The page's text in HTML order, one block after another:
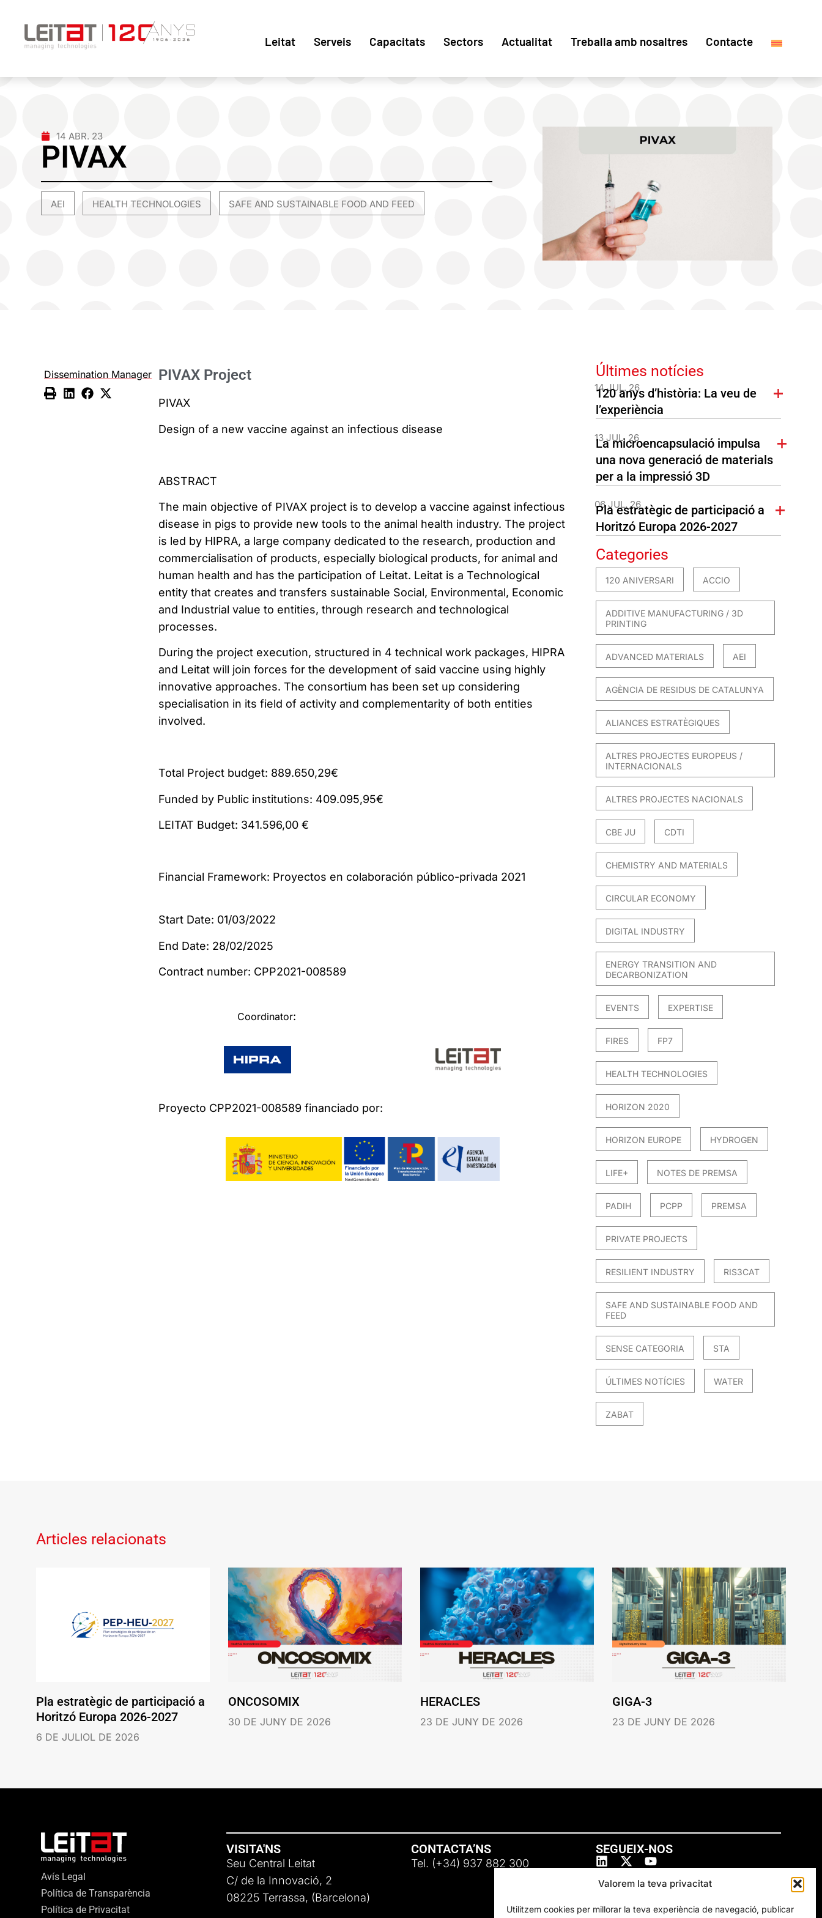
Valorem la teva privacitat
Utilitzem cookies per millorar la teva experiència de navegació, publicar
Leitat Serveis Capacitats Sectors Actualitat Treballa amb nosaltres Contacte
14 ABR. 23
PIVAX
AEI HEALTH TECHNOLOGIES SAFE AND SUSTAINABLE FOOD AND FEED
Dissemination Manager PIVAX Project
PIVAX
Design of a new vaccine against an infectious disease
ABSTRACT
The main objective of PIVAX project is to develop a vaccine against infectious
disease in pigs to provide new tools to the animal health industry. The project
is led by HIPRA, a large company dedicated to the research, production and
commercialisation of products, especially biological products, for animal and
human health and has the participation of Leitat. Leitat is a Technological
entity that creates and transfers sustainable Social, Environmental, Economic
and Industrial value to entities, through research and technological
processes.
During the project execution, structured in 4 technical work packages, HIPRA
and Leitat will join forces for the development of said vaccine using highly
innovative approaches. The consortium has been set up considering
specialisation in its field of activity and complementarity of both entities
involved.
Total Project budget: 889.650,29€
Funded by Public institutions: 409.095,95€
LEITAT Budget: 341.596,00 €
Financial Framework: Proyectos en colaboración público-privada 2021
Start Date: 01/03/2022
End Date: 28/02/2025
Contract number: CPP2021-008589
Coordinator:
Proyecto CPP2021-008589 financiado por:
Últimes notícies
14 JUL. 26
120 anys d’història: La veu de
l’experiència
13 JUL. 26
La microencapsulació impulsa
una nova generació de materials
per a la impressió 3D
06 JUL. 26
Pla estratègic de participació a
Horitzó Europa 2026-2027
Categories
120 ANIVERSARI ACCIO
ADDITIVE MANUFACTURING / 3D
PRINTING
ADVANCED MATERIALS AEI
AGÈNCIA DE RESIDUS DE CATALUNYA
ALIANCES ESTRATÈGIQUES
ALTRES PROJECTES EUROPEUS /
INTERNACIONALS
ALTRES PROJECTES NACIONALS
CBE JU CDTI
CHEMISTRY AND MATERIALS
CIRCULAR ECONOMY
DIGITAL INDUSTRY
ENERGY TRANSITION AND
DECARBONIZATION
EVENTS EXPERTISE
FIRES FP7
HEALTH TECHNOLOGIES
HORIZON 2020
HORIZON EUROPE HYDROGEN
LIFE+ NOTES DE PREMSA
PADIH PCPP PREMSA
PRIVATE PROJECTS
RESILIENT INDUSTRY RIS3CAT
SAFE AND SUSTAINABLE FOOD AND
FEED
SENSE CATEGORIA STA
ÚLTIMES NOTÍCIES WATER
ZABAT
Articles relacionats
Pla estratègic de participació a
Horitzó Europa 2026-2027
6 DE JULIOL DE 2026
ONCOSOMIX
30 DE JUNY DE 2026
HERACLES
23 DE JUNY DE 2026
GIGA-3
23 DE JUNY DE 2026
Avís Legal
Política de Transparència
Política de Privacitat
VISITA'NS
Seu Central Leitat
C/ de la Innovació, 2
08225 Terrassa, (Barcelona)
CONTACTA’NS
Tel. (+34) 937 882 300
SEGUEIX-NOS